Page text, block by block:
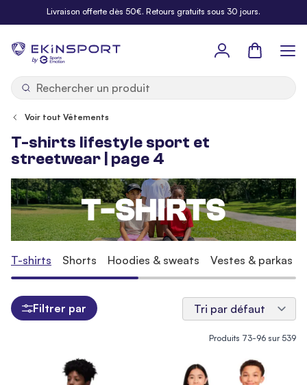
Allez au contenuLivraison offerte dès 50€. Retours gratuits sous 30 jours.
by
Panier
Voir tout Vêtements
T-shirts lifestyle sport et
streetwear | page 4
Produits 73-96 sur 539
T-shirts Shorts Hoodies & sweats Vestes & parkas
Filtrer par